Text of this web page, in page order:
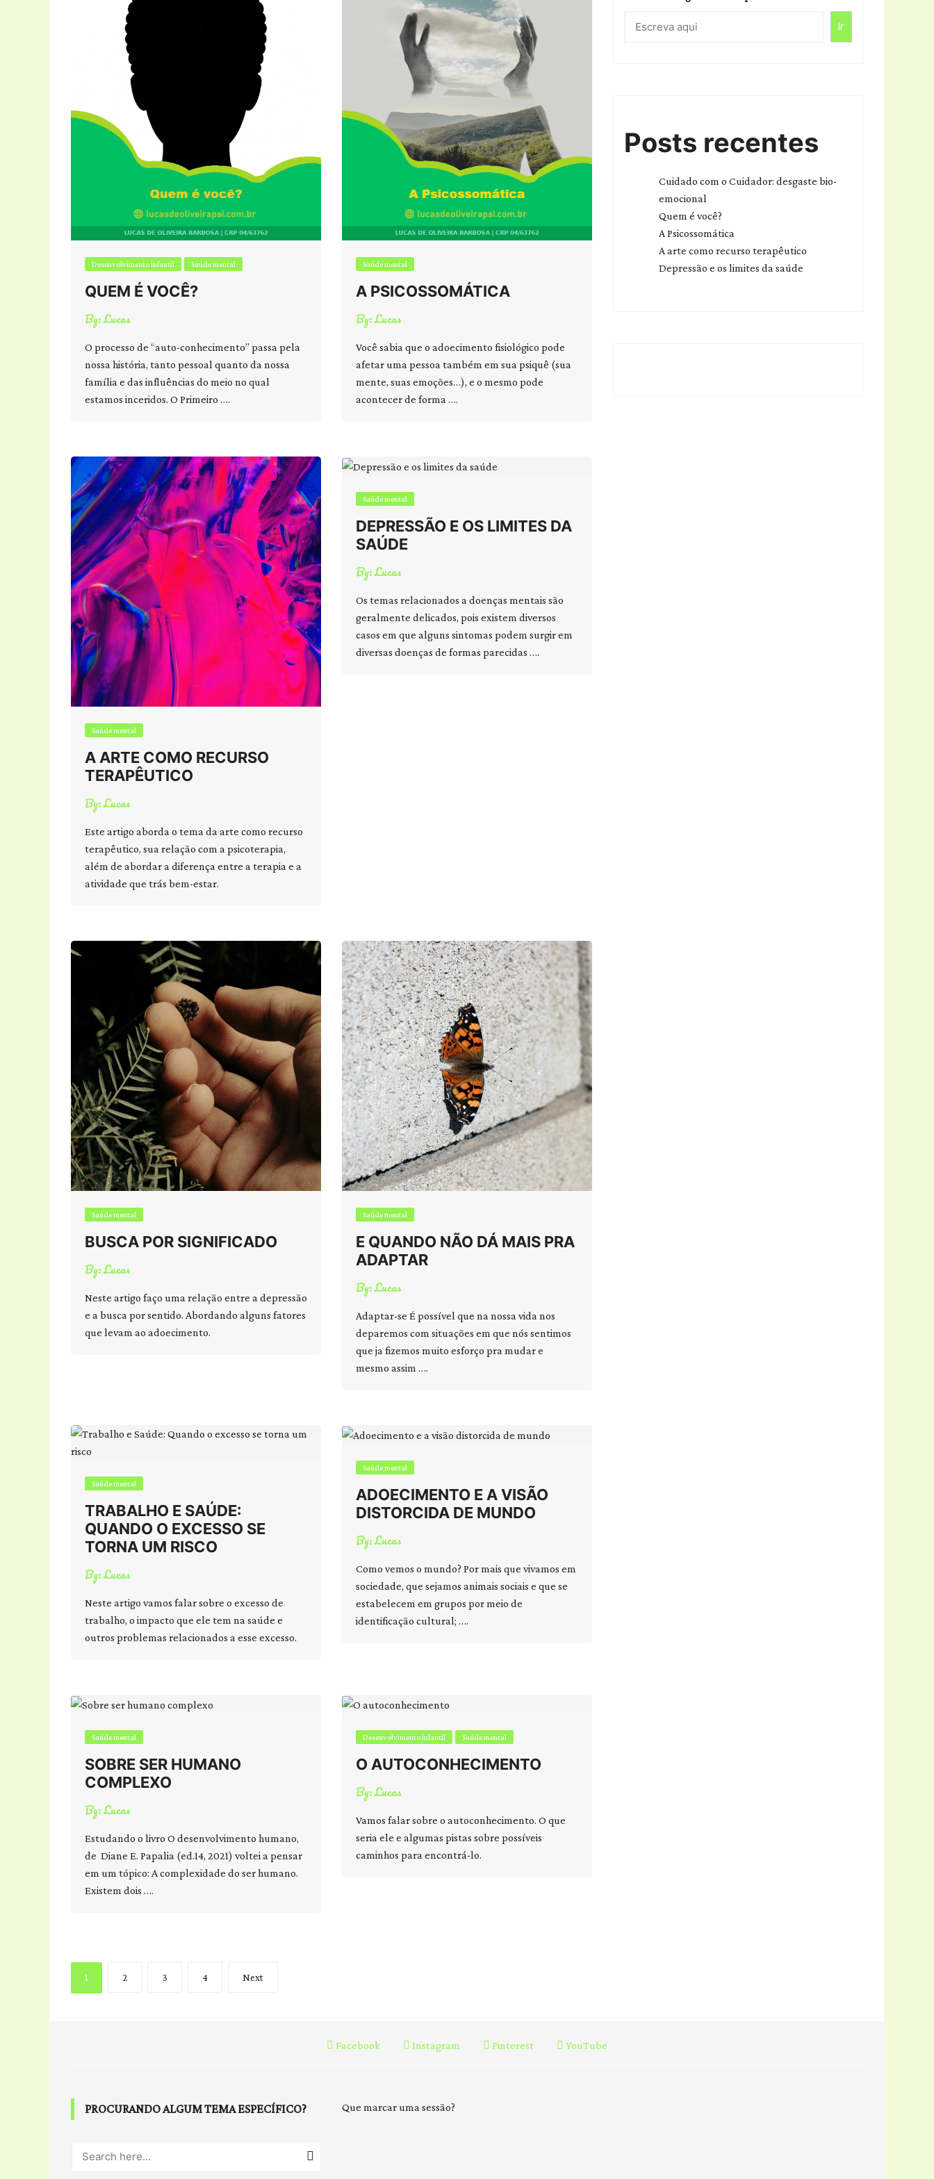
Desenvolvimento infantil
Desenvolvimento infantil Saúde mental
QUEM É VOCÊ?
By:Lucas
O processo de “auto-conhecimento” passa pela
nossa história, tanto pessoal quanto da nossa
família e das influências do meio no qual
estamos inceridos. O Primeiro ….
Saúde mental
A PSICOSSOMÁTICA
By:Lucas
Você sabia que o adoecimento fisiológico pode
afetar uma pessoa também em sua psiquê (sua
mente, suas emoções…), e o mesmo pode
acontecer de forma ….
Saúde mental
A ARTE COMO RECURSO
TERAPÊUTICO
By:Lucas
Este artigo aborda o tema da arte como recurso
terapêutico, sua relação com a psicoterapia,
além de abordar a diferença entre a terapia e a
atividade que trás bem-estar.
Saúde mental
DEPRESSÃO E OS LIMITES DA
SAÚDE
By:Lucas
Os temas relacionados a doenças mentais são
geralmente delicados, pois existem diversos
casos em que alguns sintomas podem surgir em
diversas doenças de formas parecidas ….
Saúde mental
BUSCA POR SIGNIFICADO
By:Lucas
Neste artigo faço uma relação entre a depressão
e a busca por sentido. Abordando alguns fatores
que levam ao adoecimento.
Saúde mental
E QUANDO NÃO DÁ MAIS PRA
ADAPTAR
By:Lucas
Adaptar-se É possível que na nossa vida nos
deparemos com situações em que nós sentimos
que ja fizemos muito esforço pra mudar e
mesmo assim ….
Saúde mental
TRABALHO E SAÚDE:
QUANDO O EXCESSO SE
TORNA UM RISCO
By:Lucas
Neste artigo vamos falar sobre o excesso de
trabalho, o impacto que ele tem na saúde e
outros problemas relacionados a esse excesso.
Saúde mental
ADOECIMENTO E A VISÃO
DISTORCIDA DE MUNDO
By:Lucas
Como vemos o mundo? Por mais que vivamos em
sociedade, que sejamos animais sociais e que se
estabelecem em grupos por meio de
identificação cultural; ….
Saúde mental
SOBRE SER HUMANO
COMPLEXO
By:Lucas
Estudando o livro O desenvolvimento humano,
de Diane E. Papalia (ed.14, 2021) voltei a pensar
em um tópico: A complexidade do ser humano.
Existem dois ….
Desenvolvimento infantil Saúde mental
O AUTOCONHECIMENTO
By:Lucas
Vamos falar sobre o autoconhecimento. O que
seria ele e algumas pistas sobre possíveis
caminhos para encontrá-lo.
Posts
1 2 3 4 Next
Ir
Posts recentes
Cuidado com o Cuidador: desgaste bio-
emocional
Quem é você?
A Psicossomática
A arte como recurso terapêutico
Depressão e os limites da saúde
Facebook Instagram Pinterest YouTube
PROCURANDO ALGUM TEMA ESPECÍFICO? Que marcar uma sessão?